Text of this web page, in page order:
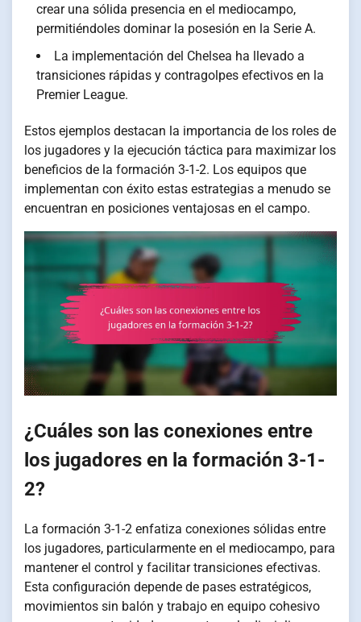
crear una sólida presencia en el mediocampo,
permitiéndoles dominar la posesión en la Serie A.
La implementación del Chelsea ha llevado a
transiciones rápidas y contragolpes efectivos en la
Premier League.
Estos ejemplos destacan la importancia de los roles de
los jugadores y la ejecución táctica para maximizar los
beneficios de la formación 3-1-2. Los equipos que
implementan con éxito estas estrategias a menudo se
encuentran en posiciones ventajosas en el campo.
¿Cuáles son las conexiones entre
los jugadores en la formación 3-1-
2?
La formación 3-1-2 enfatiza conexiones sólidas entre
los jugadores, particularmente en el mediocampo, para
mantener el control y facilitar transiciones efectivas.
Esta configuración depende de pases estratégicos,
movimientos sin balón y trabajo en equipo cohesivo